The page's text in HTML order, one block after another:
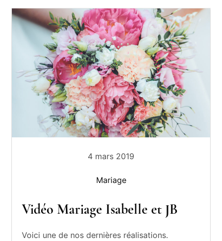
4 mars 2019
Mariage
Vidéo Mariage Isabelle et JB
Voici une de nos dernières réalisations.